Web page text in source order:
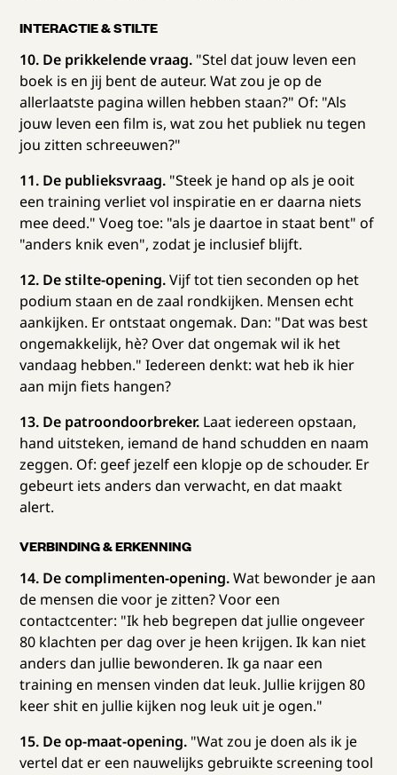
INTERACTIE & STILTE
10. De prikkelende vraag. "Stel dat jouw leven een
boek is en jij bent de auteur. Wat zou je op de
allerlaatste pagina willen hebben staan?" Of: "Als
jouw leven een film is, wat zou het publiek nu tegen
jou zitten schreeuwen?"
11. De publieksvraag. "Steek je hand op als je ooit
een training verliet vol inspiratie en er daarna niets
mee deed." Voeg toe: "als je daartoe in staat bent" of
"anders knik even", zodat je inclusief blijft.
12. De stilte-opening.Vijf tot tien seconden op het
podium staan en de zaal rondkijken. Mensen echt
aankijken. Er ontstaat ongemak. Dan: "Dat was best
ongemakkelijk, hè? Over dat ongemak wil ik het
vandaag hebben." Iedereen denkt: wat heb ik hier
aan mijn fiets hangen?
13. De patroondoorbreker. Laat iedereen opstaan,
hand uitsteken, iemand de hand schudden en naam
zeggen. Of: geef jezelf een klopje op de schouder. Er
gebeurt iets anders dan verwacht, en dat maakt
alert.
VERBINDING & ERKENNING
14. De complimenten-opening.Wat bewonder je aan
de mensen die voor je zitten? Voor een
contactcenter: "Ik heb begrepen dat jullie ongeveer
80 klachten per dag over je heen krijgen. Ik kan niet
anders dan jullie bewonderen. Ik ga naar een
training en mensen vinden dat leuk. Jullie krijgen 80
keer shit en jullie kijken nog leuk uit je ogen."
15. De op-maat-opening. "Wat zou je doen als ik je
vertel dat er een nauwelijks gebruikte screening tool